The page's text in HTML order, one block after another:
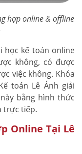
hợp online & offline
học kế toán online
không, có được
việc không. Khóa
toán Lê Ánh giải
bằng hình thức
trực tiếp.
Online Tại Lê